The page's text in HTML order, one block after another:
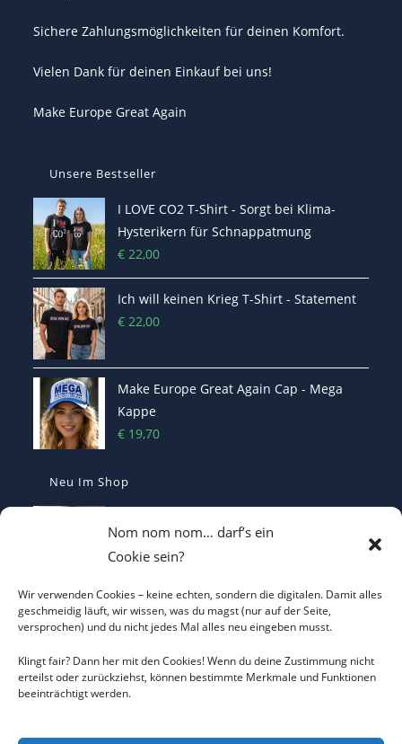
Nom nom nom… darf’s ein
Cookie sein?
Wir verwenden Cookies – keine echten, sondern die digitalen. Damit alles
geschmeidig läuft, wir wissen, was du magst (nur auf der Seite,
versprochen) und du nicht jedes Mal alles neu eingeben musst.
Klingt fair? Dann her mit den Cookies! Wenn du deine Zustimmung nicht
erteilst oder zurückziehst, können bestimmte Merkmale und Funktionen
beeinträchtigt werden.
Sichere Zahlungsmöglichkeiten für deinen Komfort.
Vielen Dank für deinen Einkauf bei uns!
Make Europe Great Again
Unsere Bestseller
I LOVE CO2 T-Shirt - Sorgt bei Klima-
Hysterikern für Schnappatmung
€ 22,00
Ich will keinen Krieg T-Shirt - Statement
€ 22,00
Make Europe Great Again Cap - Mega
Kappe
€ 19,70
Neu Im Shop
Kaffetasse - Motiviert in den Morgen
€16,70
Heterodoxer Extremist - Das provokante
T-Shirt
Casquette Make France Great Again -